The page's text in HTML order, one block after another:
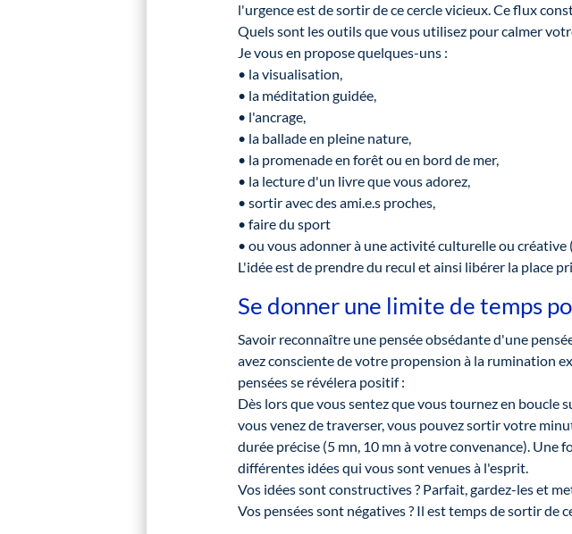
l'urgence est de sortir de ce cercle vicieux. Ce flux
Quels sont les outils que vous utilisez pour calmer
Je vous en propose quelques-uns :
• la visualisation,
• la méditation guidée,
• l'ancrage,
• la ballade en pleine nature,
• la promenade en forêt ou en bord de mer,
• la lecture d'un livre que vous adorez,
• sortir avec des ami.e.s proches,
• faire du sport
• ou vous adonner à une activité culturelle ou
L'idée est de prendre du recul et ainsi libérer la place
Se donner une limite de temps
Savoir reconnaître une pensée obsédante d'une
avez consciente de votre propension à la rumination
pensées se révélera positif :
Dès lors que vous sentez que vous tournez en boucle
vous venez de traverser, vous pouvez sortir votre
durée précise (5 mn, 10 mn à votre convenance).
différentes idées qui vous sont venues à l'esprit.
Vos idées sont constructives ? Parfait, gardez-les et
Vos pensées sont négatives ? Il est temps de sortir de